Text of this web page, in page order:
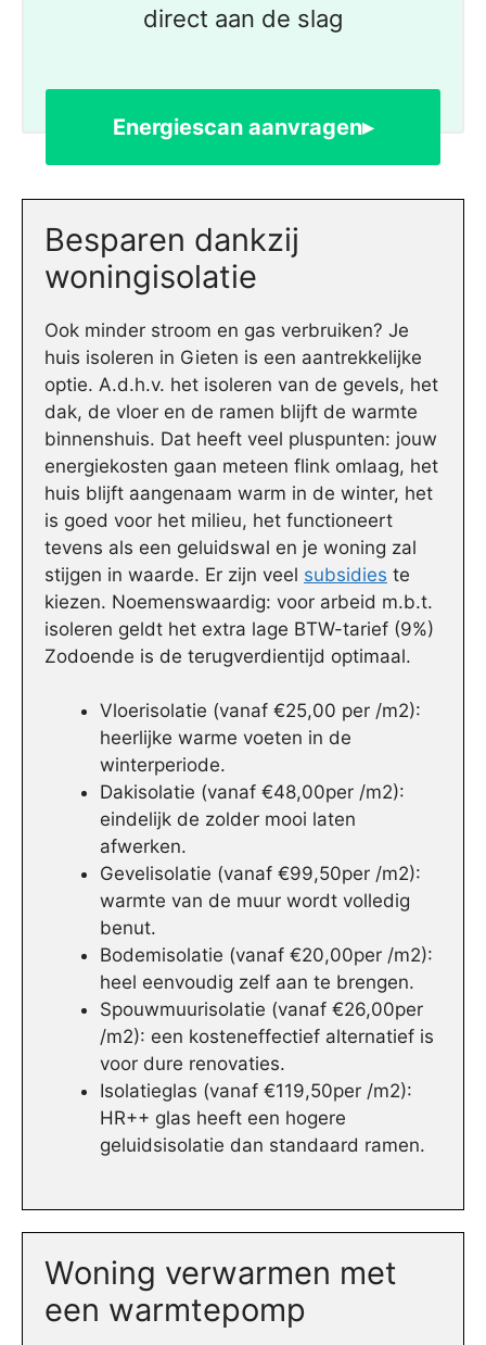
direct aan de slag
Energiescan aanvragen▸
Besparen dankzij
woningisolatie
Ook minder stroom en gas verbruiken? Je
huis isoleren in Gieten is een aantrekkelijke
optie. A.d.h.v. het isoleren van de gevels, het
dak, de vloer en de ramen blijft de warmte
binnenshuis. Dat heeft veel pluspunten: jouw
energiekosten gaan meteen flink omlaag, het
huis blijft aangenaam warm in de winter, het
is goed voor het milieu, het functioneert
tevens als een geluidswal en je woning zal
stijgen in waarde. Er zijn veel subsidies te
kiezen. Noemenswaardig: voor arbeid m.b.t.
isoleren geldt het extra lage BTW-tarief (9%)
Zodoende is de terugverdientijd optimaal.
Vloerisolatie (vanaf €25,00 per /m2):
heerlijke warme voeten in de
winterperiode.
Dakisolatie (vanaf €48,00per /m2):
eindelijk de zolder mooi laten
afwerken.
Gevelisolatie (vanaf €99,50per /m2):
warmte van de muur wordt volledig
benut.
Bodemisolatie (vanaf €20,00per /m2):
heel eenvoudig zelf aan te brengen.
Spouwmuurisolatie (vanaf €26,00per
/m2): een kosteneffectief alternatief is
voor dure renovaties.
Isolatieglas (vanaf €119,50per /m2):
HR++ glas heeft een hogere
geluidsisolatie dan standaard ramen.
Woning verwarmen met
een warmtepomp